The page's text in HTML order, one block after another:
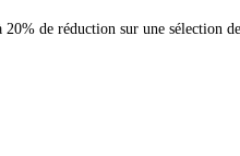
20% de réduction sur une sélection de